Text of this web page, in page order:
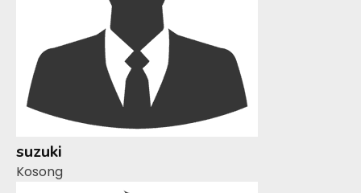
suzuki
Kosong